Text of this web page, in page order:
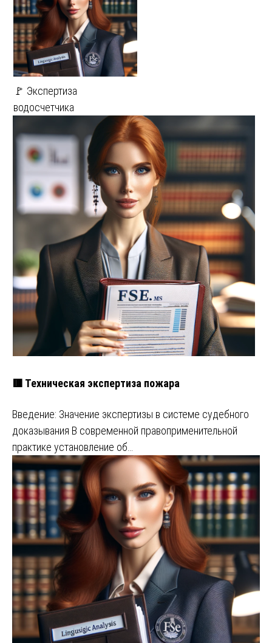
🚩 Экспертиза
водосчетчика
🟥 Техническая экспертиза пожара
Введение: Значение экспертизы в системе судебного
доказывания В современной правоприменительной
практике установление об…